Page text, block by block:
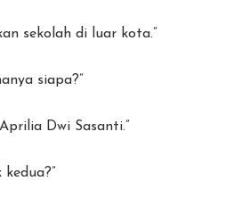
sekolah di luar kota.”
siapa?”
Dwi Sasanti.”
kedua?”